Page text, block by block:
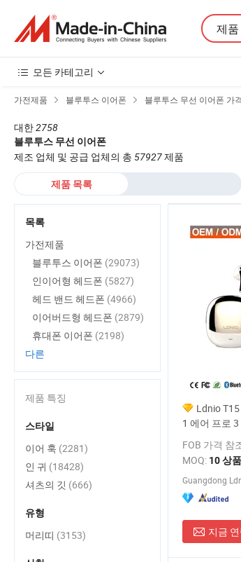
제품
모든 카테고리
가전제품 블루투스 이어폰 블루투스 무선 이어폰 가격
대한2758
블루투스 무선 이어폰
제조 업체 및 공급 업체의 총 57927제품
제품 목록
Ldnio
1 에어 프로
이어폰 무선
FOB 가격 참
MOQ: 10 상품
지금
목록
가전제품
블루투스 이어폰 (29073)
인이어형 헤드폰 (5827)
헤드 밴드 헤드폰 (4966)
이어버드형 헤드폰 (2879)
휴대폰 이어폰 (2198)
다른
제품 특징
스타일
이어 훅 (2281)
인 귀 (18428)
셔츠의 깃 (666)
유형
머리띠 (3153)